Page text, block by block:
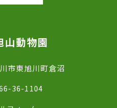
山動物園
市東旭川町倉沼
36-1104